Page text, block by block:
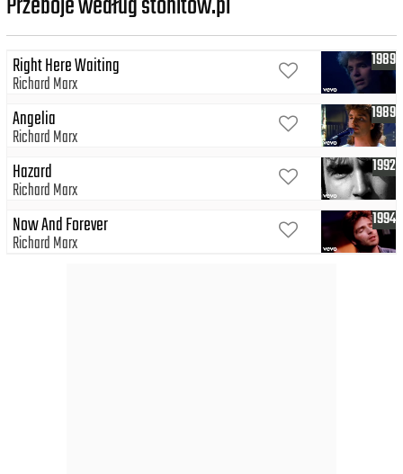
1989
Right Here Waiting
Richard Marx
1989
Angelia
Richard Marx
1992
Hazard
Richard Marx
1994
Now And Forever
Richard Marx